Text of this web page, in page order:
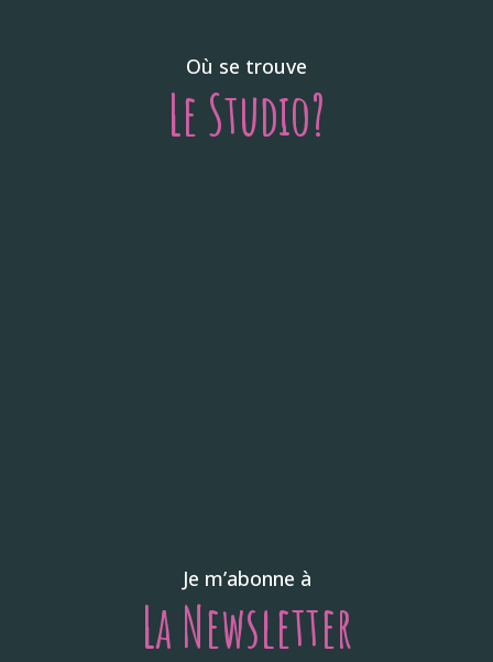
Où se trouve
Le Studio?
Je m’abonne à
La Newsletter